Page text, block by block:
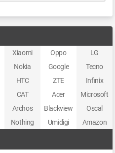
Xiaomi Oppo
LG
Nokia Google
Tecno
HTC ZTE
Infinix
CAT Acer
Microsoft
Archos Blackview
Oscal
Nothing Umidigi Amazon